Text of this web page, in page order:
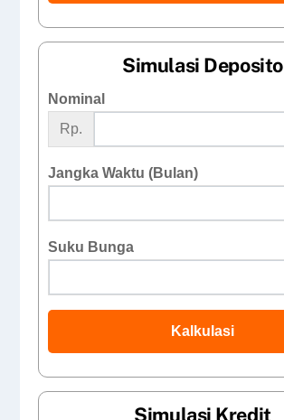
Simulasi Deposito
Nominal
Rp.
Jangka Waktu (Bulan)
Suku Bunga
Kalkulasi
Simulasi Kredit